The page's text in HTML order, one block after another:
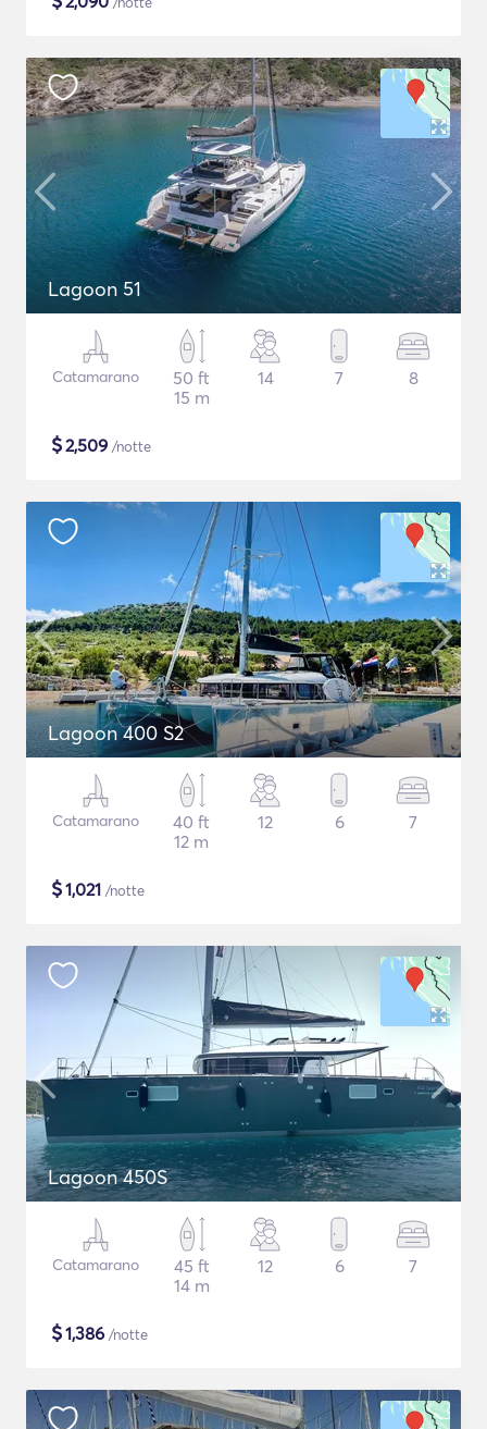
Lagoon 51
Catamarano
50 ft
15 m
14 7 8
$2,509 /notte
Lagoon 400 S2
Catamarano
40 ft
12 m
12 6 7
$1,021 /notte
Lagoon 450S
Catamarano
45 ft
14 m
12 6 7
$1,386 /notte